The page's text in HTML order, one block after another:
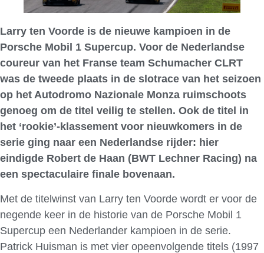
Larry ten Voorde is de nieuwe kampioen in de
Porsche Mobil 1 Supercup. Voor de Nederlandse
coureur van het Franse team Schumacher CLRT
was de tweede plaats in de slotrace van het seizoen
op het Autodromo Nazionale Monza ruimschoots
genoeg om de titel veilig te stellen. Ook de titel in
het ‘rookie’-klassement voor nieuwkomers in de
serie ging naar een Nederlandse rijder: hier
eindigde Robert de Haan (BWT Lechner Racing) na
een spectaculaire finale bovenaan.
Met de titelwinst van Larry ten Voorde wordt er voor de
negende keer in de historie van de Porsche Mobil 1
Supercup een Nederlander kampioen in de serie.
Patrick Huisman is met vier opeenvolgende titels (1997